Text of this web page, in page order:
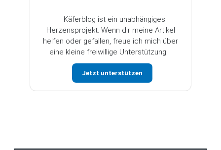
Käferblog ist ein unabhängiges
Herzensprojekt. Wenn dir meine Artikel
helfen oder gefallen, freue ich mich über
eine kleine freiwillige Unterstützung.
Jetzt unterstützen